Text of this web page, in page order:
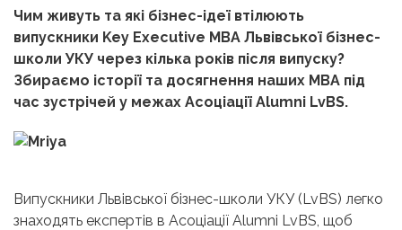
Чим живуть та які бізнес-ідеї втілюють
випускники Key Executive MBA Львівської бізнес-
школи УКУ через кілька років після випуску?
Збираємо історії та досягнення наших MBA під
час зустрічей у межах Асоціації Alumni LvBS.
Випускники Львівської бізнес-школи УКУ (LvBS) легко
знаходять експертів в Асоціації Alumni LvBS, щоб